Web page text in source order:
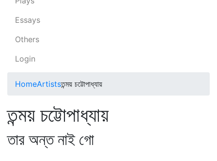
Essays
Others
Login
HomeArtistsতন্ময় চট্টোপাধ্যায়
তন্ময় চট্টোপাধ্যায়
তার অন্ত নাই গো